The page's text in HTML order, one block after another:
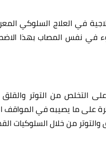
في العلاج السلوكي
في نفس المصاب بهذا
التخلص من التوتر
على ما يصيبه في المواقف
من خلال السلوكيات